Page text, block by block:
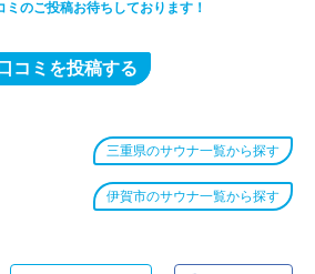
ミのご投稿お待ちしております！
口コミを投稿する
三重県のサウナ一覧から探す
伊賀市のサウナ一覧から探す